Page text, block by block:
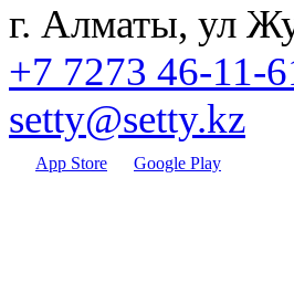
г. Алматы, ул
+7 7273 46-11-
setty@setty.kz
App Store Google Play